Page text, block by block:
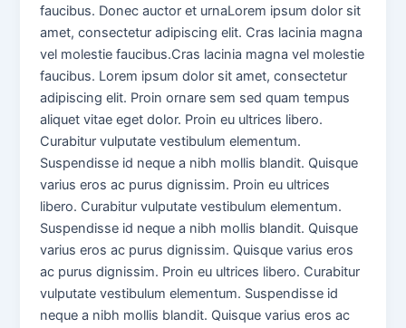
faucibus. Donec auctor et urnaLorem ipsum dolor sit
amet, consectetur adipiscing elit. Cras lacinia magna
vel molestie faucibus.Cras lacinia magna vel molestie
faucibus. Lorem ipsum dolor sit amet, consectetur
adipiscing elit. Proin ornare sem sed quam tempus
aliquet vitae eget dolor. Proin eu ultrices libero.
Curabitur vulputate vestibulum elementum.
Suspendisse id neque a nibh mollis blandit. Quisque
varius eros ac purus dignissim. Proin eu ultrices
libero. Curabitur vulputate vestibulum elementum.
Suspendisse id neque a nibh mollis blandit. Quisque
varius eros ac purus dignissim. Quisque varius eros
ac purus dignissim. Proin eu ultrices libero. Curabitur
vulputate vestibulum elementum. Suspendisse id
neque a nibh mollis blandit. Quisque varius eros ac